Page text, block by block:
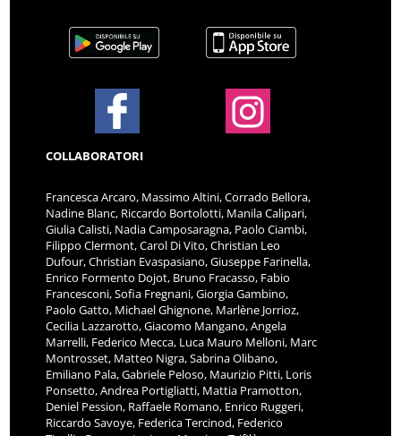
COLLABORATORI
Francesca Arcaro, Massimo Altini, Corrado Bellora,
Nadine Blanc, Riccardo Bortolotti, Manila Calipari,
Giulia Calisti, Nadia Camposaragna, Paolo Ciambi,
Filippo Clermont, Carol Di Vito, Christian Leo
Dufour, Christian Evaspasiano, Giuseppe Farinella,
Enrico Formento Dojot, Bruno Fracasso, Fabio
Francesconi, Sofia Fregnani, Giorgia Gambino,
Paolo Gatto, Michael Ghignone, Marlène Jorrioz,
Cecilia Lazzarotto, Giacomo Mangano, Angela
Marrelli, Federico Mecca, Luca Mauro Melloni, Marc
Montrosset, Matteo Nigra, Sabrina Olibano,
Emiliano Pala, Gabriele Peloso, Maurizio Pitti, Loris
Ponsetto, Andrea Portigliatti, Mattia Pramotton,
Deniel Pession, Raffaele Romano, Enrico Ruggeri,
Riccardo Savoye, Federica Tercinod, Federico